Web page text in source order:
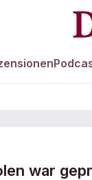
war